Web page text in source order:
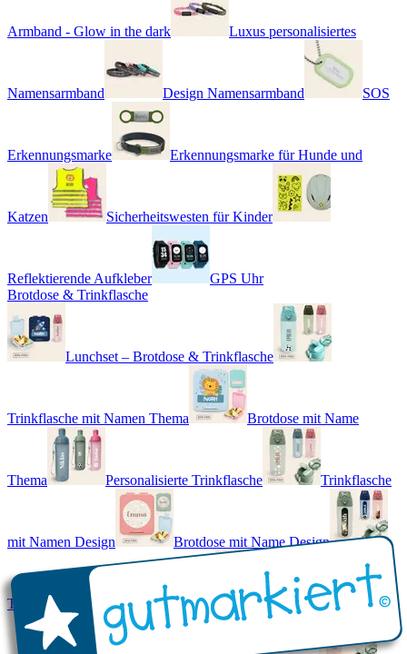
Armband - Glow in the dark Luxus personalisiertes
Namensarmband Design Namensarmband SOS
Erkennungsmarke Erkennungsmarke für Hunde und
Katzen Sicherheitswesten für Kinder
Reflektierende Aufkleber
GPS Uhr
Brotdose & Trinkflasche
Lunchset – Brotdose & Trinkflasche
Trinkflasche mit Namen Thema Brotdose mit Name
Thema Personalisierte Trinkflasche Trinkflasche
mit Namen Design Brotdose mit Name Design
Trinkflasche mit Name - Real World Brotdose mit Namen